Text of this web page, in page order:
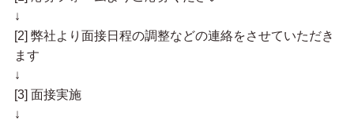
↓
[2] 弊社より面接日程の調整などの連絡をさせていただき
ます
↓
[3] 面接実施
↓